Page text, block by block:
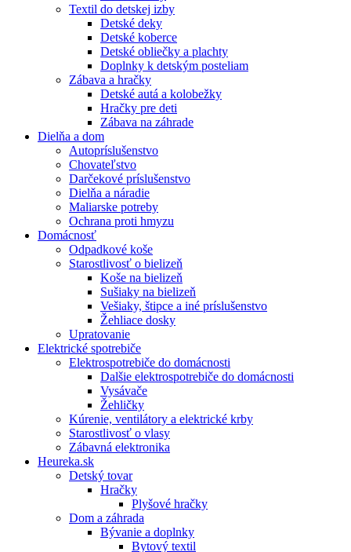
Textil do detskej izby
Detské deky
Detské koberce
Detské obliečky a plachty
Doplnky k detským posteliam
Zábava a hračky
Detské autá a kolobežky
Hračky pre deti
Zábava na záhrade
Dielňa a dom
Autopríslušenstvo
Chovateľstvo
Darčekové príslušenstvo
Dielňa a náradie
Maliarske potreby
Ochrana proti hmyzu
Domácnosť
Odpadkové koše
Starostlivosť o bielizeň
Koše na bielizeň
Sušiaky na bielizeň
Vešiaky, štipce a iné príslušenstvo
Žehliace dosky
Upratovanie
Elektrické spotrebiče
Elektrospotrebiče do domácnosti
Dalšie elektrospotrebiče do domácnosti
Vysávače
Žehličky
Kúrenie, ventilátory a elektrické krby
Starostlivosť o vlasy
Zábavná elektronika
Heureka.sk
Detský tovar
Hračky
Plyšové hračky
Dom a záhrada
Bývanie a doplnky
Bytový textil